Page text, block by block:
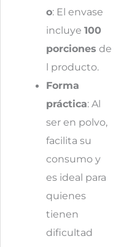
o: El envase
incluye 100
porciones de
l producto.
Forma
práctica: Al
ser en polvo,
facilita su
consumo y
es ideal para
quienes
tienen
dificultad